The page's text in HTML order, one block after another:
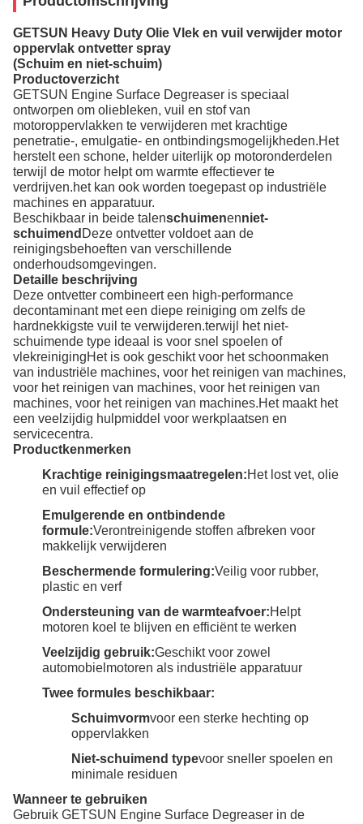
GETSUN Heavy Duty Olie Vlek en vuil verwijder motor
oppervlak ontvetter spray
(Schuim en niet-schuim)
Productoverzicht
GETSUN Engine Surface Degreaser is speciaal
ontworpen om oliebleken, vuil en stof van
motoroppervlakken te verwijderen met krachtige
penetratie-, emulgatie- en ontbindingsmogelijkheden.Het
herstelt een schone, helder uiterlijk op motoronderdelen
terwijl de motor helpt om warmte effectiever te
verdrijven.het kan ook worden toegepast op industriële
machines en apparatuur.
Beschikbaar in beide talenschuimenenniet-
schuimendDeze ontvetter voldoet aan de
reinigingsbehoeften van verschillende
onderhoudsomgevingen.
Detaille beschrijving
Deze ontvetter combineert een high-performance
decontaminant met een diepe reiniging om zelfs de
hardnekkigste vuil te verwijderen.terwijl het niet-
schuimende type ideaal is voor snel spoelen of
vlekreinigingHet is ook geschikt voor het schoonmaken
van industriële machines, voor het reinigen van machines,
voor het reinigen van machines, voor het reinigen van
machines, voor het reinigen van machines.Het maakt het
een veelzijdig hulpmiddel voor werkplaatsen en
servicecentra.
Productkenmerken
Krachtige reinigingsmaatregelen:Het lost vet, olie
en vuil effectief op
Emulgerende en ontbindende
formule:Verontreinigende stoffen afbreken voor
makkelijk verwijderen
Beschermende formulering:Veilig voor rubber,
plastic en verf
Ondersteuning van de warmteafvoer:Helpt
motoren koel te blijven en efficiënt te werken
Veelzijdig gebruik:Geschikt voor zowel
automobielmotoren als industriële apparatuur
Twee formules beschikbaar:
Schuimvormvoor een sterke hechting op
oppervlakken
Niet-schuimend typevoor sneller spoelen en
minimale residuen
Wanneer te gebruiken
Gebruik GETSUN Engine Surface Degreaser in de